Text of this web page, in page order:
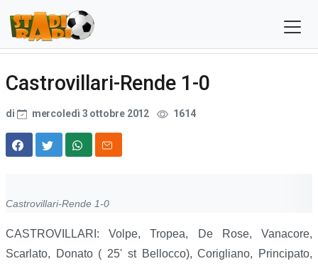
Castrovillari-Rende 1-0
di mercoledì 3 ottobre 2012 1614
Castrovillari-Rende 1-0
CASTROVILLARI: Volpe, Tropea, De Rose, Vanacore,
Scarlato, Donato ( 25' st Bellocco), Corigliano, Principato,